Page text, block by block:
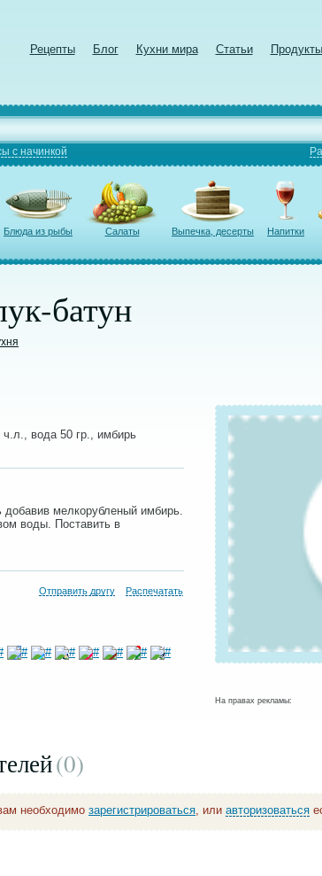
Рецепты Блог Кухни мира Статьи Продукты
с начинкой
Блюда из рыбы Салаты Выпечка, десерты Напитки
батун
вода 50 гр., имбирь
мелкорубленый имбирь.
воды. Поставить в
Отправить другу Распечатать
На правах рекламы:
(0)
необходимо зарегистрироваться, или авторизоваться